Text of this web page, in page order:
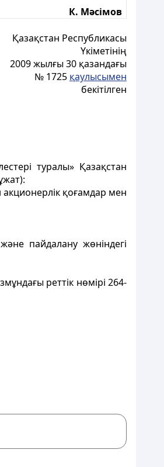
К. Мәсімов
Қазақстан Республикасы
Үкіметінің
2009 жылғы 30 қазандағы
№ 1725 қаулысымен
бекітілген
туралы» Қазақстан
акционерлік қоғамдар мен
пайдалану жөніндегі
реттік нөмірі 264-